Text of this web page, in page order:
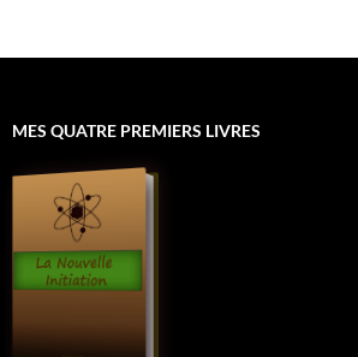
MES QUATRE PREMIERS LIVRES